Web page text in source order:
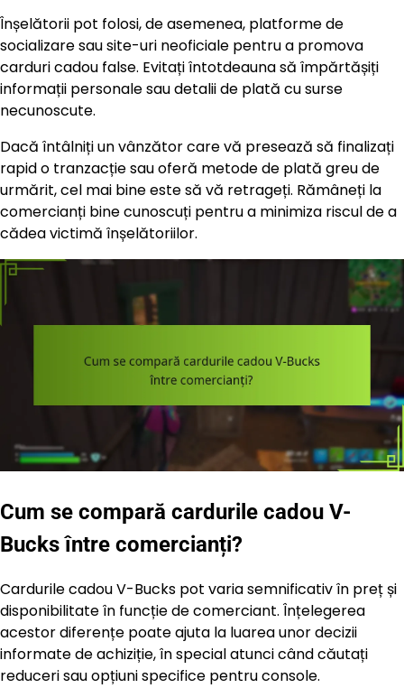
Înșelătorii pot folosi, de asemenea, platforme de
socializare sau site-uri neoficiale pentru a promova
carduri cadou false. Evitați întotdeauna să împărtășiți
informații personale sau detalii de plată cu surse
necunoscute.
Dacă întâlniți un vânzător care vă presează să finalizați
rapid o tranzacție sau oferă metode de plată greu de
urmărit, cel mai bine este să vă retrageți. Rămâneți la
comercianți bine cunoscuți pentru a minimiza riscul de a
cădea victimă înșelătoriilor.
Cum se compară cardurile cadou V-
Bucks între comercianți?
Cardurile cadou V-Bucks pot varia semnificativ în preț și
disponibilitate în funcție de comerciant. Înțelegerea
acestor diferențe poate ajuta la luarea unor decizii
informate de achiziție, în special atunci când căutați
reduceri sau opțiuni specifice pentru console.